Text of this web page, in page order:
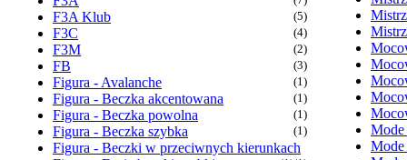
F3A Klub (5)
F3C (4)
F3M (2)
FB (3)
Figura - Avalanche (1)
Figura - Beczka akcentowana (1)
Figura - Beczka powolna (1)
Figura - Beczka szybka (1)
Figura - Beczki w przeciwnych kierunkach
Mode
Mode